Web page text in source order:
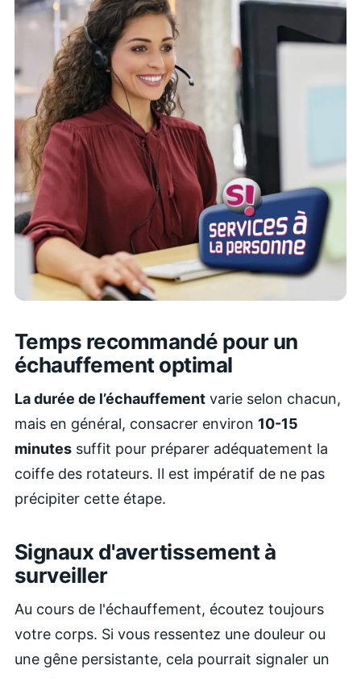
Temps recommandé pour un
échauffement optimal
La durée de l’échauffement varie selon chacun,
mais en général, consacrer environ 10-15
minutes suffit pour préparer adéquatement la
coiffe des rotateurs. Il est impératif de ne pas
précipiter cette étape.
Signaux d'avertissement à
surveiller
Au cours de l'échauffement, écoutez toujours
votre corps. Si vous ressentez une douleur ou
une gêne persistante, cela pourrait signaler un